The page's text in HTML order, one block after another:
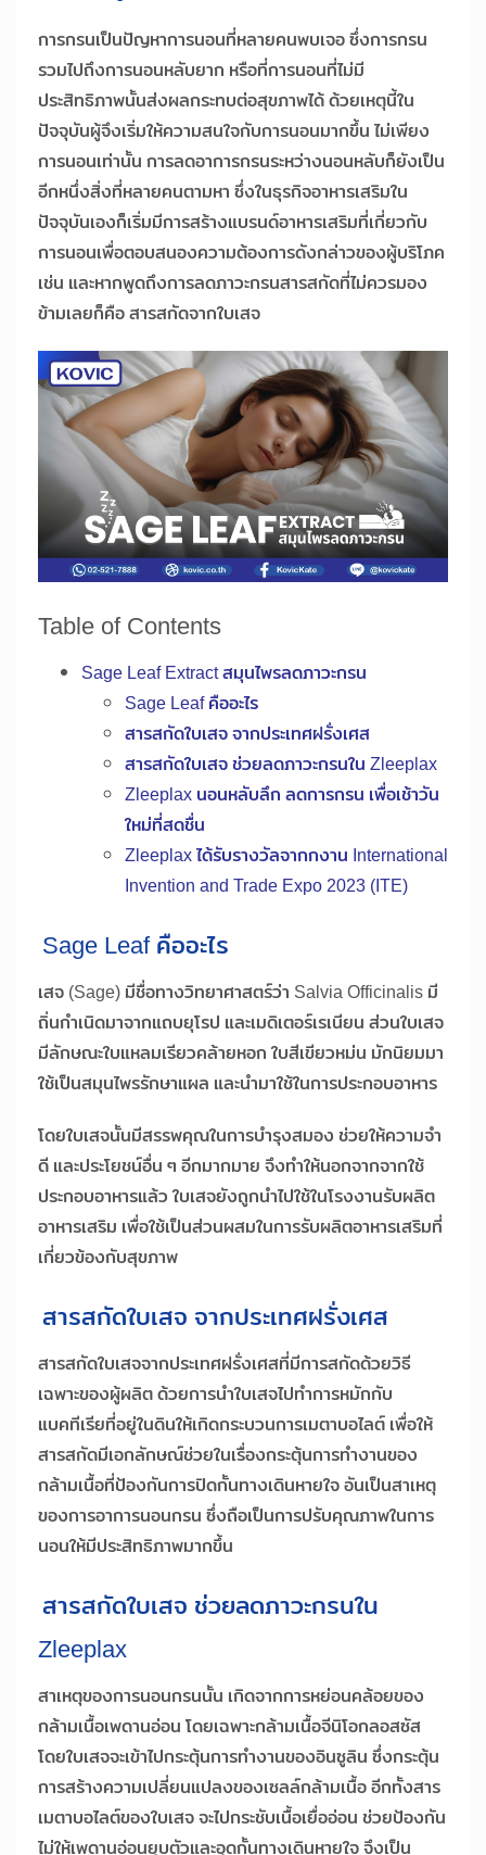
การกรนเป็นปัญหาการนอนที่หลายคนพบเจอ ซึ่งการกรน
รวมไปถึงการนอนหลับยาก หรือที่การนอนที่ไม่มี
ประสิทธิภาพนั้นส่งผลกระทบต่อสุขภาพได้ ด้วยเหตุนี้ใน
ปัจจุบันผู้จึงเริ่มให้ความสนใจกับการนอนมากขึ้น ไม่เพียง
การนอนเท่านั้น การลดอาการกรนระหว่างนอนหลับก็ยังเป็น
อีกหนึ่งสิ่งที่หลายคนตามหา ซึ่งในธุรกิจอาหารเสริมใน
ปัจจุบันเองก็เริ่มมีการสร้างแบรนด์อาหารเสริมที่เกี่ยวกับ
การนอนเพื่อตอบสนองความต้องการดังกล่าวของผู้บริโภค
เช่น และหากพูดถึงการลดภาวะกรนสารสกัดที่ไม่ควรมอง
ข้ามเลยก็คือ สารสกัดจากใบเสจ
Table of Contents
Sage Leaf Extract สมุนไพรลดภาวะกรน
Sage Leaf คืออะไร
สารสกัดใบเสจ จากประเทศฝรั่งเศส
สารสกัดใบเสจ ช่วยลดภาวะกรนใน Zleeplax
Zleeplax นอนหลับลึก ลดการกรน เพื่อเช้าวัน
ใหม่ที่สดชื่น
Zleeplax ได้รับรางวัลจากกงาน International
Invention and Trade Expo 2023 (ITE)
Sage Leaf คืออะไร
เสจ (Sage) มีชื่อทางวิทยาศาสตร์ว่า Salvia Officinalis มี
ถิ่นกำเนิดมาจากแถบยุโรป และเมดิเตอร์เรเนียน ส่วนใบเสจ
มีลักษณะใบแหลมเรียวคล้ายหอก ใบสีเขียวหม่น มักนิยมมา
ใช้เป็นสมุนไพรรักษาแผล และนำมาใช้ในการประกอบอาหาร
โดยใบเสจนั้นมีสรรพคุณในการบำรุงสมอง ช่วยให้ความจำ
ดี และประโยชน์อื่น ๆ อีกมากมาย จึงทำให้นอกจากจากใช้
ประกอบอาหารแล้ว ใบเสจยังถูกนำไปใช้ในโรงงานรับผลิต
อาหารเสริม เพื่อใช้เป็นส่วนผสมในการรับผลิตอาหารเสริมที่
เกี่ยวข้องกับสุขภาพ
สารสกัดใบเสจ จากประเทศฝรั่งเศส
สารสกัดใบเสจจากประเทศฝรั่งเศสที่มีการสกัดด้วยวิธี
เฉพาะของผู้ผลิต ด้วยการนำใบเสจไปทำการหมักกับ
แบคทีเรียที่อยู่ในดินให้เกิดกระบวนการเมตาบอไลต์ เพื่อให้
สารสกัดมีเอกลักษณ์ช่วยในเรื่องกระตุ้นการทำงานของ
กล้ามเนื้อที่ป้องกันการปิดกั้นทางเดินหายใจ อันเป็นสาเหตุ
ของการอาการนอนกรน ซึ่งถือเป็นการปรับคุณภาพในการ
นอนให้มีประสิทธิภาพมากขึ้น
สารสกัดใบเสจ ช่วยลดภาวะกรนใน
Zleeplax
สาเหตุของการนอนกรนนั้น เกิดจากการหย่อนคล้อยของ
กล้ามเนื้อเพดานอ่อน โดยเฉพาะกล้ามเนื้อจีนิโอกลอสซัส
โดยใบเสจจะเข้าไปกระตุ้นการทำงานของอินซูลิน ซึ่งกระตุ้น
การสร้างความเปลี่ยนแปลงของเซลล์กล้ามเนื้อ อีกทั้งสาร
เมตาบอไลต์ของใบเสจ จะไปกระชับเนื้อเยื่ออ่อน ช่วยป้องกัน
ไม่ให้เพดานอ่อนยุบตัวและอุดกั้นทางเดินหายใจ จึงเป็น